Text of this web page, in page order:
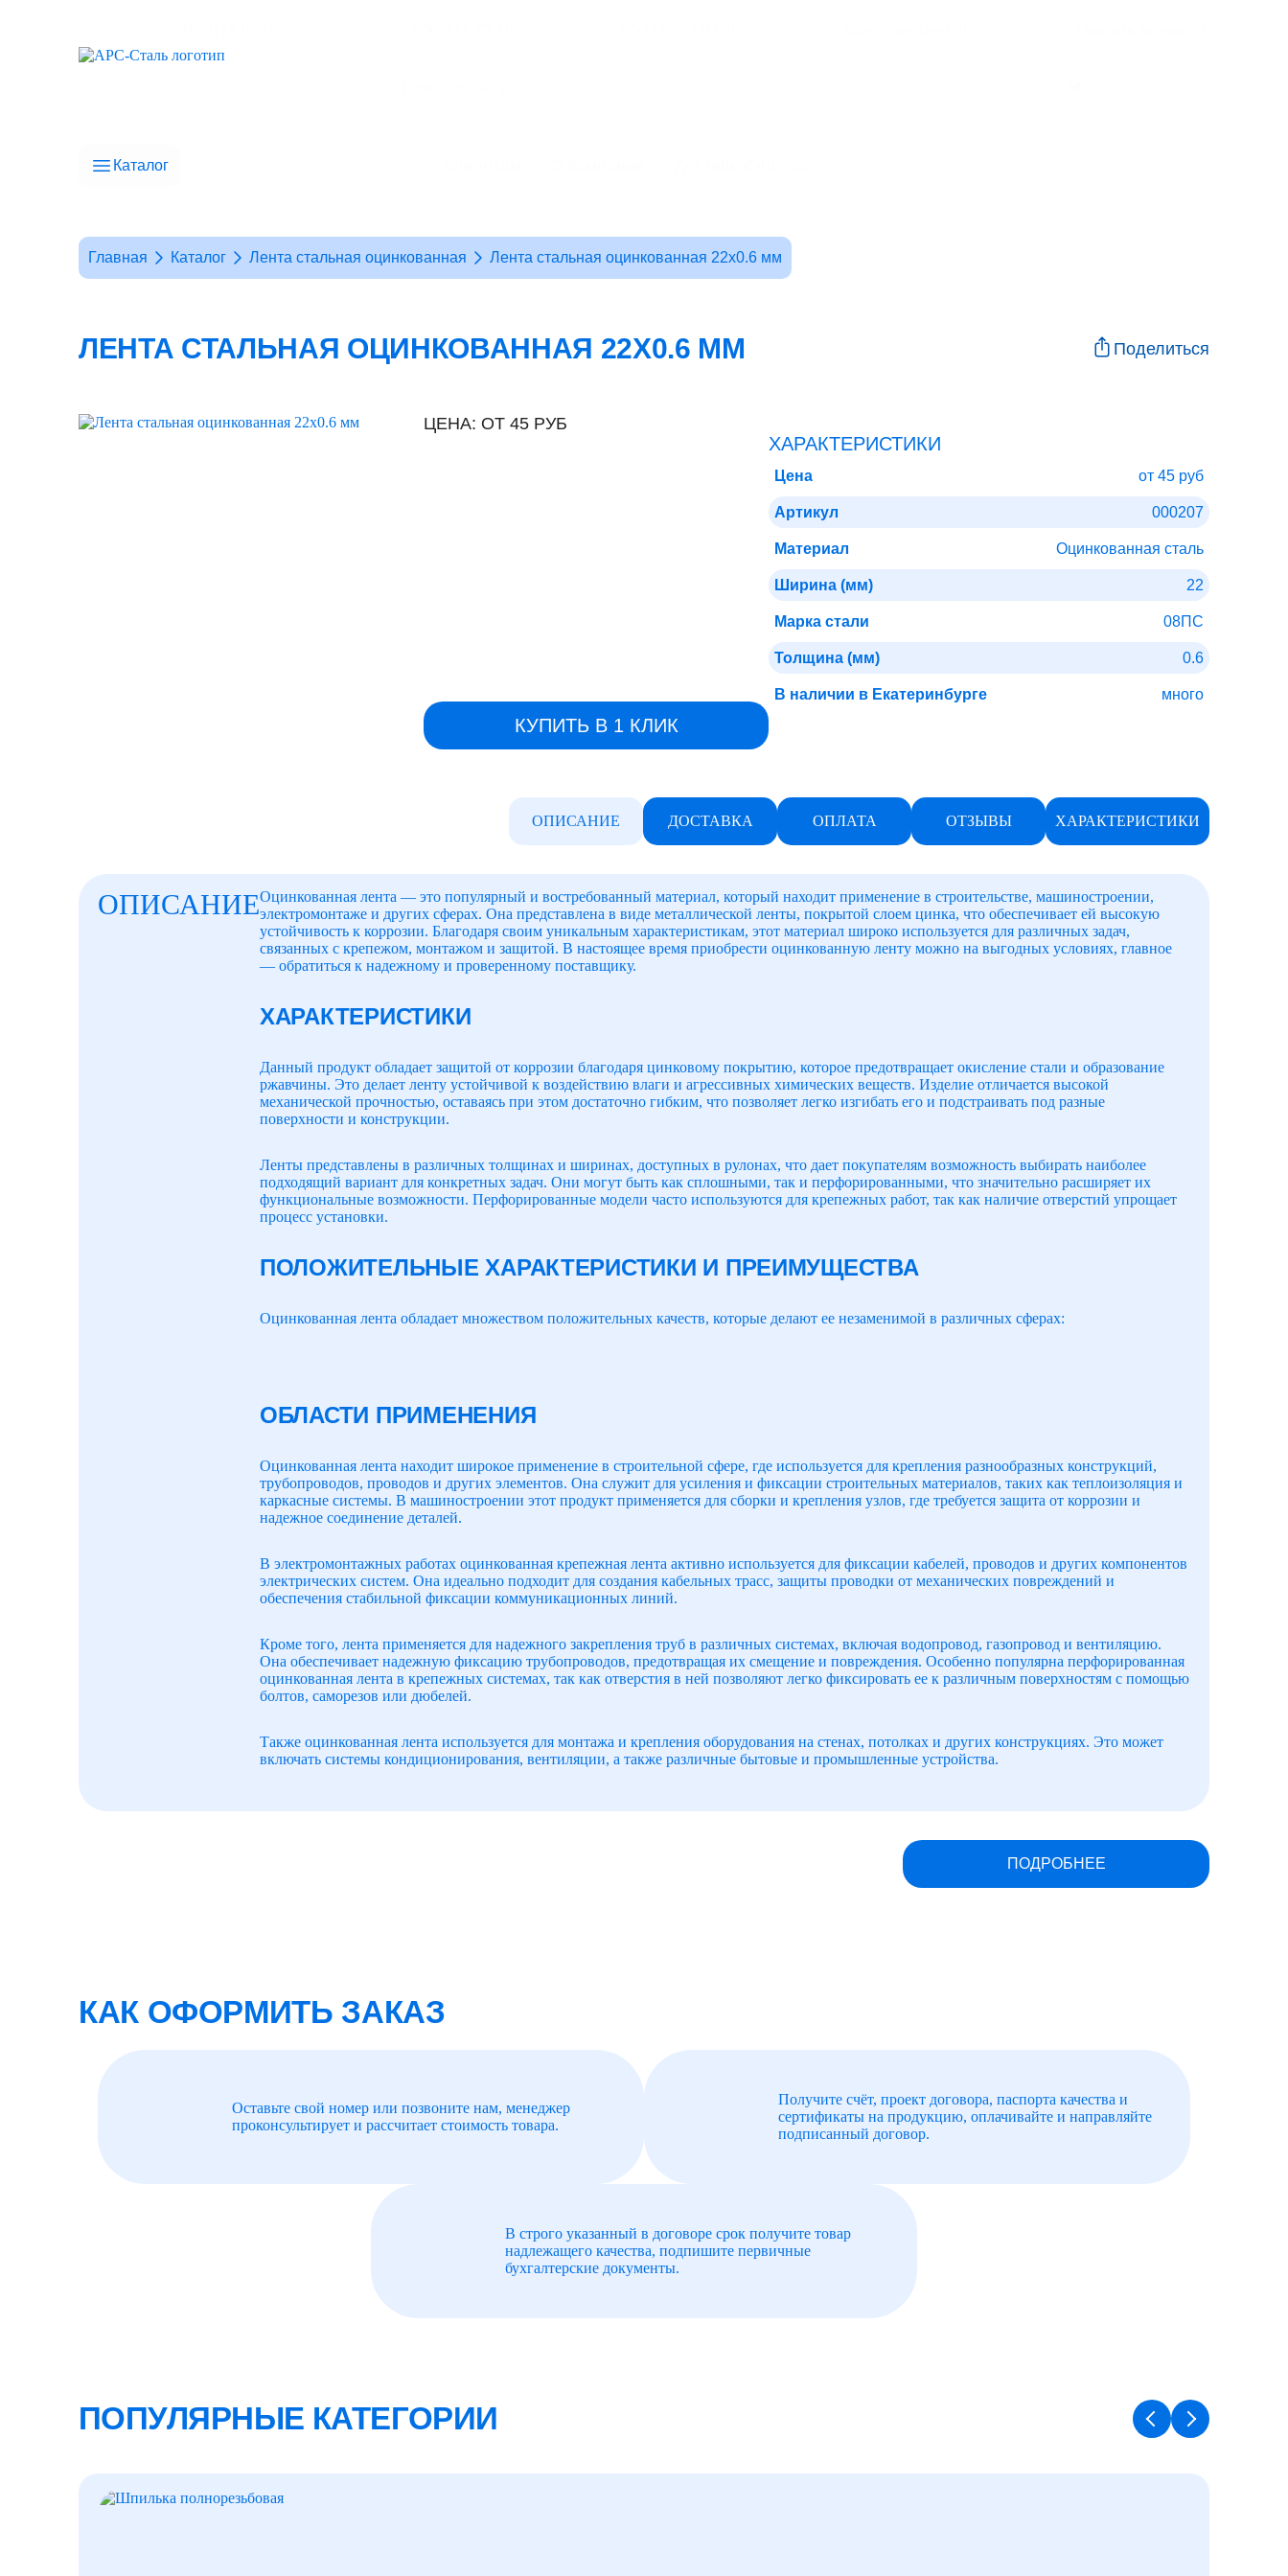
Каталог
Главная Каталог Лента стальная оцинкованная Лента стальная оцинкованная 22x0.6 мм
ЛЕНТА СТАЛЬНАЯ ОЦИНКОВАННАЯ 22X0.6 ММ Поделиться
ЦЕНА: ОТ 45 РУБ
КУПИТЬ В 1 КЛИК
ХАРАКТЕРИСТИКИ
Цена от 45 руб
Артикул 000207
Материал Оцинкованная сталь
Ширина (мм) 22
Марка стали 08ПС
Толщина (мм) 0.6
В наличии в Екатеринбурге много
ОПИСАНИЕ ДОСТАВКА ОПЛАТА ОТЗЫВЫ ХАРАКТЕРИСТИКИ
ОПИСАНИЕОцинкованная лента — это популярный и востребованный материал, который находит применение в строительстве, машиностроении,
электромонтаже и других сферах. Она представлена в виде металлической ленты, покрытой слоем цинка, что обеспечивает ей высокую
устойчивость к коррозии. Благодаря своим уникальным характеристикам, этот материал широко используется для различных задач,
связанных с крепежом, монтажом и защитой. В настоящее время приобрести оцинкованную ленту можно на выгодных условиях, главное
— обратиться к надежному и проверенному поставщику.
ХАРАКТЕРИСТИКИ
Данный продукт обладает защитой от коррозии благодаря цинковому покрытию, которое предотвращает окисление стали и образование
ржавчины. Это делает ленту устойчивой к воздействию влаги и агрессивных химических веществ. Изделие отличается высокой
механической прочностью, оставаясь при этом достаточно гибким, что позволяет легко изгибать его и подстраивать под разные
поверхности и конструкции.
Ленты представлены в различных толщинах и ширинах, доступных в рулонах, что дает покупателям возможность выбирать наиболее
подходящий вариант для конкретных задач. Они могут быть как сплошными, так и перфорированными, что значительно расширяет их
функциональные возможности. Перфорированные модели часто используются для крепежных работ, так как наличие отверстий упрощает
процесс установки.
ПОЛОЖИТЕЛЬНЫЕ ХАРАКТЕРИСТИКИ И ПРЕИМУЩЕСТВА
Оцинкованная лента обладает множеством положительных качеств, которые делают ее незаменимой в различных сферах:
ОБЛАСТИ ПРИМЕНЕНИЯ
Оцинкованная лента находит широкое применение в строительной сфере, где используется для крепления разнообразных конструкций,
трубопроводов, проводов и других элементов. Она служит для усиления и фиксации строительных материалов, таких как теплоизоляция и
каркасные системы. В машиностроении этот продукт применяется для сборки и крепления узлов, где требуется защита от коррозии и
надежное соединение деталей.
В электромонтажных работах оцинкованная крепежная лента активно используется для фиксации кабелей, проводов и других компонентов
электрических систем. Она идеально подходит для создания кабельных трасс, защиты проводки от механических повреждений и
обеспечения стабильной фиксации коммуникационных линий.
Кроме того, лента применяется для надежного закрепления труб в различных системах, включая водопровод, газопровод и вентиляцию.
Она обеспечивает надежную фиксацию трубопроводов, предотвращая их смещение и повреждения. Особенно популярна перфорированная
оцинкованная лента в крепежных системах, так как отверстия в ней позволяют легко фиксировать ее к различным поверхностям с помощью
болтов, саморезов или дюбелей.
Также оцинкованная лента используется для монтажа и крепления оборудования на стенах, потолках и других конструкциях. Это может
включать системы кондиционирования, вентиляции, а также различные бытовые и промышленные устройства.
ПОДРОБНЕЕ
КАК ОФОРМИТЬ ЗАКАЗ
Оставьте свой номер или позвоните нам, менеджер
проконсультирует и рассчитает стоимость товара.
Получите счёт, проект договора, паспорта качества и
сертификаты на продукцию, оплачивайте и направляйте
подписанный договор.
В строго указанный в договоре срок получите товар
надлежащего качества, подпишите первичные
бухгалтерские документы.
ПОПУЛЯРНЫЕ КАТЕГОРИИ